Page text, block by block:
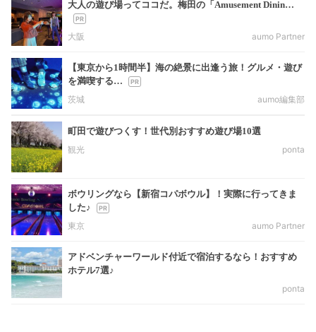
大人の遊び場ってココだ。梅田の「Amusement Dinin…
大阪 aumo Partner
【東京から1時間半】海の絶景に出逢う旅！グルメ・遊び
を満喫する…
茨城
aumo編集部
町田で遊びつくす！世代別おすすめ遊び場10選
観光
ponta
ボウリングなら【新宿コパボウル】！実際に行ってきま
した♪
東京
aumo Partner
アドベンチャーワールド付近で宿泊するなら！おすすめ
ホテル7選♪
ponta